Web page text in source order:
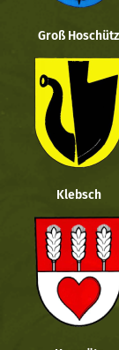
Groß Hoschütz
Klebsch